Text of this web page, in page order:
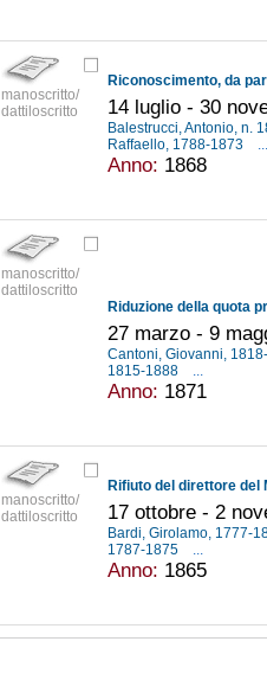
manoscritto/
dattiloscritto
14 luglio - 30
Balestrucci, Antonio, n.
Raffaello, 1788-1873
...
Anno: 1868
manoscritto/
dattiloscritto
27 marzo - 9
Cantoni, Giovanni,
1815-1888
...
Anno: 1871
manoscritto/
dattiloscritto
17 ottobre - 2
Bardi, Girolamo, 1777-
1787-1875
...
Anno: 1865